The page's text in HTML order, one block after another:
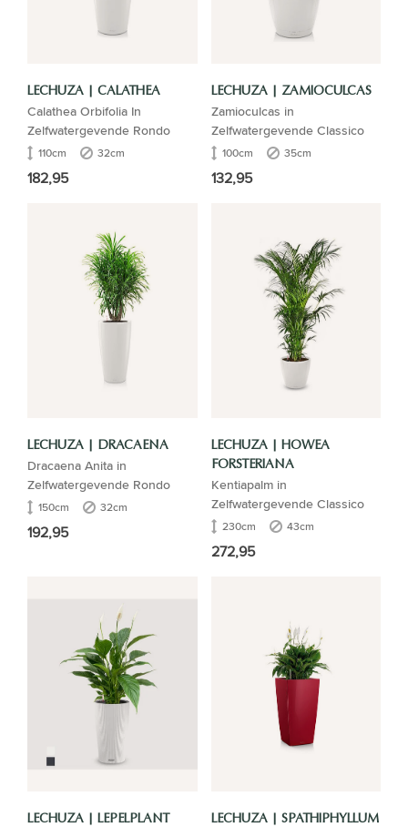
LECHUZA | CALATHEA
Calathea Orbifolia In
Zelfwatergevende Rondo
110cm 32cm
182,95
LECHUZA | ZAMIOCULCAS
Zamioculcas in
Zelfwatergevende Classico
100cm 35cm
132,95
LECHUZA | DRACAENA
Dracaena Anita in
Zelfwatergevende Rondo
150cm 32cm
192,95
LECHUZA | HOWEA
FORSTERIANA
Kentiapalm in
Zelfwatergevende Classico
230cm 43cm
272,95
LECHUZA | LEPELPLANT LECHUZA | SPATHIPHYLLUM